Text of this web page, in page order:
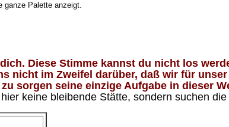
ganze Palette anzeigt.
Diese Stimme kannst du nicht los
nicht im Zweifel darüber, daß wir für
sorgen seine einzige Aufgabe in dieser
keine bleibende Stätte, sondern suchen